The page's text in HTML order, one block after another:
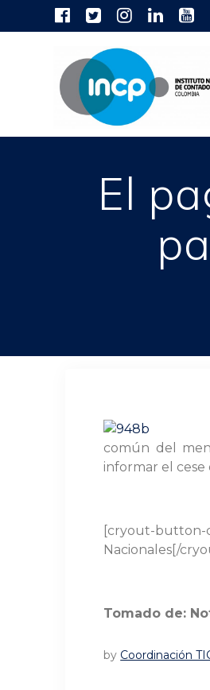
El
común del
informar el cese
[cryout-button-
Nacionales[/
Tomado de:
by Coordinación